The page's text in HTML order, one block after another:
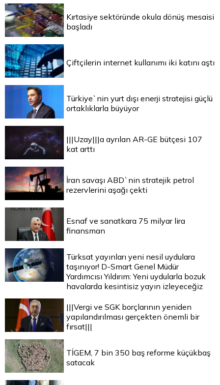
Kırtasiye sektöründe okula dönüş mesaisi
başladı
Çiftçilerin internet kullanımı iki katını aştı
Türkiye`nin yurt dışı enerji stratejisi güçlü
ortaklıklarla büyüyor
|||Uzay|||a ayrılan AR-GE bütçesi 107
kat arttı
İran savaşı ABD`nin stratejik petrol
rezervlerini aşağı çekti
Esnaf ve sanatkara 75 milyar lira
finansman
Türksat yayınları yeni nesil uydulara
taşınıyor! D-Smart Genel Müdür
Yardımcısı Yıldırım: Yeni uydularla bozuk
havalarda kesintisiz yayın izleyeceğiz
|||Vergi ve SGK borçlarının yeniden
yapılandırılması gerçekten önemli bir
fırsat|||
TİGEM, 7 bin 350 baş reforme küçükbaş
satacak